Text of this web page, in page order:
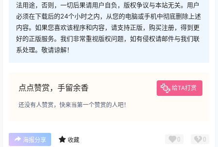
法用途，否则，一切后果请用户自负，版权争议与本站无关。用户
必须在下载后的24个小时之内，从您的电脑或手机中彻底删除上述
内容。如果您喜欢该程序和内容，请支持正版，购买注册，得到更
好的正版服务。我们非常重视版权问题，如有侵权请邮件与我们联
系处理。敬请谅解！
点点赞赏，手留余香 给TA打赏
还没有人赞赏，快来当第一个赞赏的人吧！
海报分享 收藏 0 0
广告